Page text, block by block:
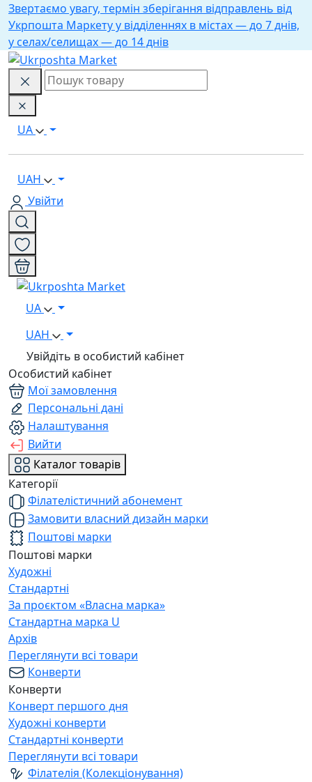
Звертаємо увагу, термін зберігання відправлень від
Укрпошта Маркету у відділеннях в містах — до 7 днів,
у селах/селищах — до 14 днів
UA
UAH
Увійти
UA
UAH
Увійдіть в особистий кабінет
Особистий кабінет
Мої замовлення
Персональні дані
Налаштування
Вийти
Каталог товарів
Категорії
Філателістичний абонемент
Замовити власний дизайн марки
Поштові марки
Поштові марки
Художні
Стандартні
За проєктом «Власна марка»
Стандартна марка U
Архів
Переглянути всі товари
Конверти
Конверти
Конверт першого дня
Художні конверти
Стандартні конверти
Переглянути всі товари
Філателія (Колекціонування)